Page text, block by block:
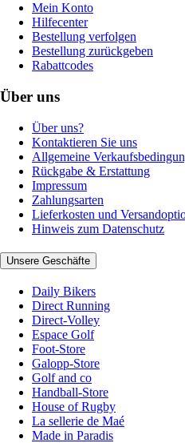
Mein Konto
Hilfecenter
Bestellung verfolgen
Bestellung zurückgeben
Rabattcodes
Über uns
Über uns?
Kontaktieren Sie uns
Allgemeine
Rückgabe & Erstattung
Impressum
Zahlungsarten
Lieferkosten und
Hinweis zum Datenschutz
Unsere Geschäfte
Daily Bikers
Direct Running
Direct-Volley
Espace Golf
Foot-Store
Galopp-Store
Golf and co
Handball-Store
House of Rugby
La sellerie de Maé
Made in Paradis